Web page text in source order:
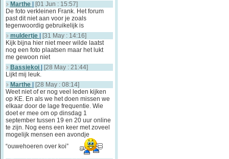
Marthe
[01 Jun : 15:57]
De foto verkleinen Frank. Het forum
past dit niet aan voor je zoals
tegenwoordig gebruikelijk is
muldertje
[31 May : 14:16]
Kijk bijna hier niet meer wilde laatst
nog een foto plaatsen maar het lukt
me gewoon niet
Bassiekoi
[28 May : 21:44]
Lijkt mij leuk.
Marthe
[28 May : 08:14]
Weet niet of er nog veel leden kijken
op KE. En als we het doen missen we
elkaar door de lage frequentie. Wie
doet er mee om op dinsdag 1
september tussen 19 en 20 uur online
te zijn. Nog eens een keer met zoveel
mogelijk mensen een avondje
“ouwehoeren over koi”